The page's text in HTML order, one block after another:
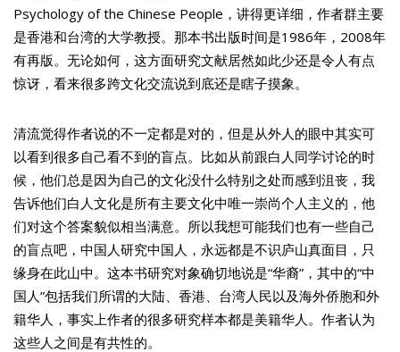
Psychology of the Chinese People，讲得更详细，作者群主要
是香港和台湾的大学教授。那本书出版时间是1986年，2008年
有再版。无论如何，这方面研究文献居然如此少还是令人有点
惊讶，看来很多跨文化交流说到底还是瞎子摸象。
清流觉得作者说的不一定都是对的，但是从外人的眼中其实可
以看到很多自己看不到的盲点。比如从前跟白人同学讨论的时
候，他们总是因为自己的文化没什么特别之处而感到沮丧，我
告诉他们白人文化是所有主要文化中唯一崇尚个人主义的，他
们对这个答案貌似相当满意。所以我想可能我们也有一些自己
的盲点吧，中国人研究中国人，永远都是不识庐山真面目，只
缘身在此山中。这本书研究对象确切地说是“华裔”，其中的“中
国人”包括我们所谓的大陆、香港、台湾人民以及海外侨胞和外
籍华人，事实上作者的很多研究样本都是美籍华人。作者认为
这些人之间是有共性的。